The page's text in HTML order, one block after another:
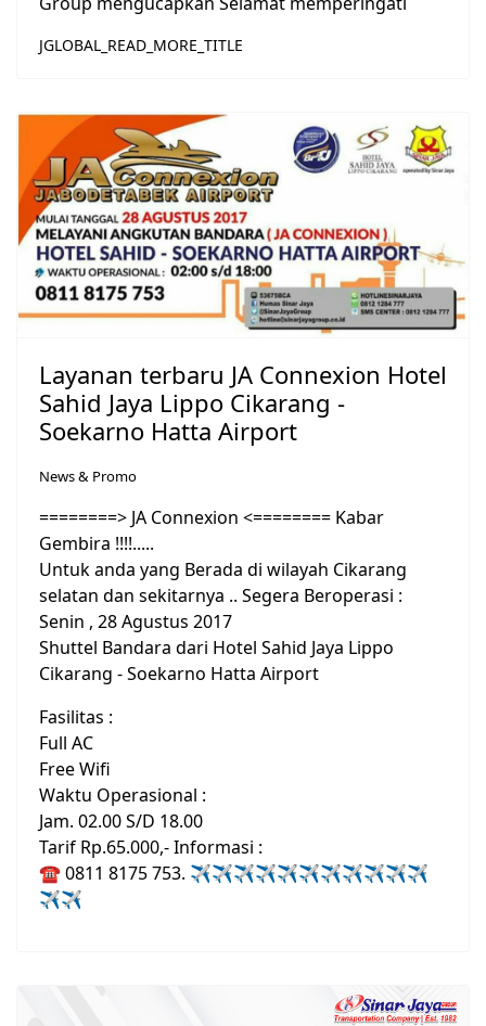
JGLOBAL_READ_MORE_TITLE
Layanan terbaru JA Connexion Hotel
Sahid Jaya Lippo Cikarang -
Soekarno Hatta Airport
News & Promo
========> JA Connexion <======== Kabar
Gembira !!!!.....
Untuk anda yang Berada di wilayah Cikarang
selatan dan sekitarnya .. Segera Beroperasi :
Senin , 28 Agustus 2017
Shuttel Bandara dari Hotel Sahid Jaya Lippo
Cikarang - Soekarno Hatta Airport
Fasilitas :
Full AC
Free Wifi
Waktu Operasional :
Jam. 02.00 S/D 18.00
Tarif Rp.65.000,- Informasi :
☎ 0811 8175 753. ✈✈✈✈✈✈✈✈✈✈✈
✈✈